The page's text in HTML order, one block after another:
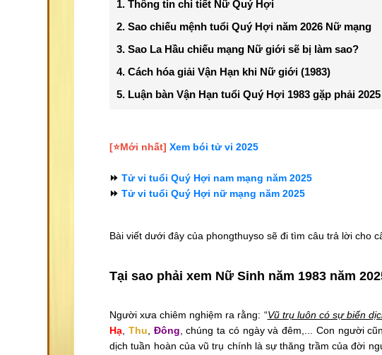
1. Thông tin chi tiết Nữ Quý Hợi
2. Sao chiếu mệnh tuổi Quý Hợi năm 2026 Nữ mạng
3. Sao La Hầu chiếu mạng Nữ giới sẽ bị làm sao?
4. Cách hóa giải Vận Hạn khi Nữ giới (1983)
5. Luận bàn Vận Hạn tuổi Quý Hợi 1983 gặp phải 2025
[⭐️Mới nhất] Xem bói tử vi 2025
⏩ Tử vi tuổi Quý Hợi nam mạng năm 2025
⏩ Tử vi tuổi Quý Hợi nữ mạng năm 2025
Bài viết dưới đây của phongthuyso sẽ đi tìm câu trả lời cho
Tại sao phải xem Nữ Sinh năm 1983 năm
Người xưa chiêm nghiệm ra rằng: “Vũ trụ luôn có sự biến
Hạ Thu Đông , chúng ta có ngày và đêm,... Con người
dịch tuần hoàn của vũ trụ chính là sự thăng trầm của đời